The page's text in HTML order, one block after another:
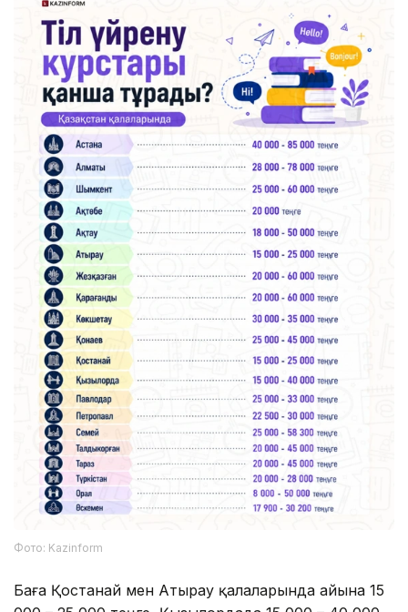
Фото: Kazinform
Баға Қостанай мен Атырау қалаларында айына 15